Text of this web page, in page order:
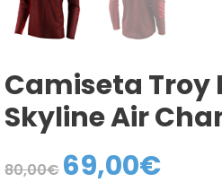
Camiseta Troy
Skyline Air
80,00€
El
precio
69,00€El
precio